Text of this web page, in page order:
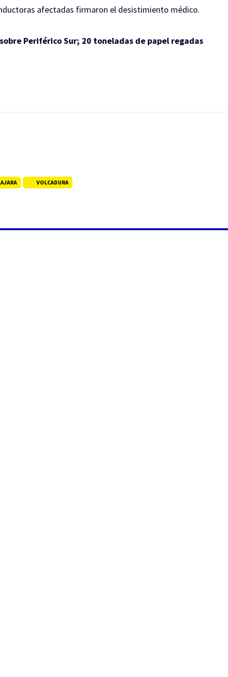
afectadas firmaron el desistimiento médico.
Periférico Sur; 20 toneladas de papel regadas
VOLCADURA